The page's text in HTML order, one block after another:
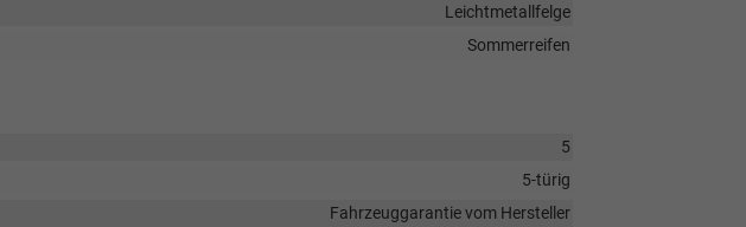
Leichtmetallfelge
Sommerreifen
5
5-türig
Fahrzeuggarantie vom Hersteller